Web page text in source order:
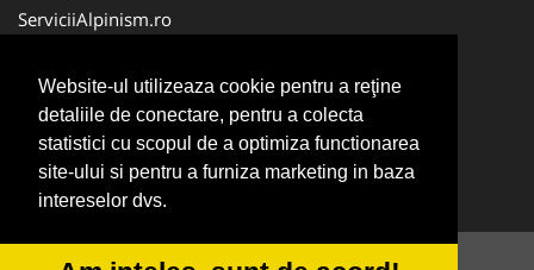
Website-ul utilizeaza cookie pentru a reţine
detaliile de conectare, pentru a colecta
statistici cu scopul de a optimiza functionarea
site-ului si pentru a furniza marketing in baza
intereselor dvs.
ServiciiAlpinism.ro
Alpinist-Utilitar.com
CuratenieSpatiiComerciale.ro
FirmaTractariAuto.ro
Service-Reparatii.com